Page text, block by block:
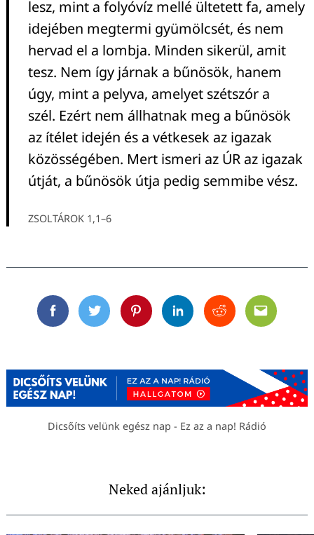
lesz, mint a folyóvíz mellé ültetett fa, amely
idejében megtermi gyümölcsét, és nem
hervad el a lombja. Minden sikerül, amit
tesz. Nem így járnak a bűnösök, hanem
úgy, mint a pelyva, amelyet szétszór a
szél. Ezért nem állhatnak meg a bűnösök
az ítélet idején és a vétkesek az igazak
közösségében. Mert ismeri az ÚR az igazak
útját, a bűnösök útja pedig semmibe vész.
ZSOLTÁROK 1,1–6
FacebookTwitterPinterestLinkedinRedditEmail
Dicsőíts velünk egész nap - Ez az a nap! Rádió
Neked ajánljuk: